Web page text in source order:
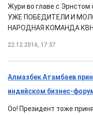
Жури во главе с
УЖЕ ПОБЕДИТЕЛИ И
НАРОДНАЯ КОМАНДА
22.12.2016, 17:37
Алмазбек Атамбаев
индийском бизнес-
Оо! Президент тоже